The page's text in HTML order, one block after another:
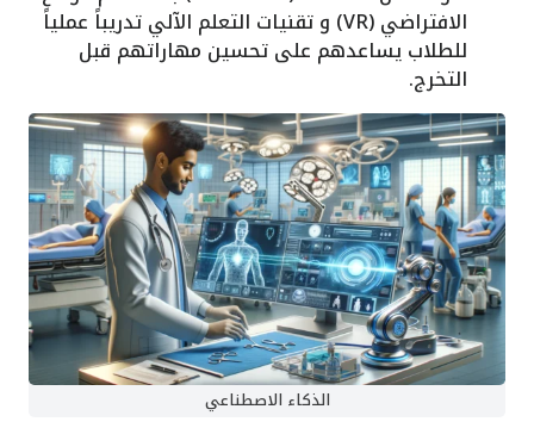
الافتراضي (VR) و تقنيات التعلم الآلي تدريباً عملياً
للطلاب يساعدهم على تحسين مهاراتهم قبل
التخرج.
الذكاء الاصطناعي